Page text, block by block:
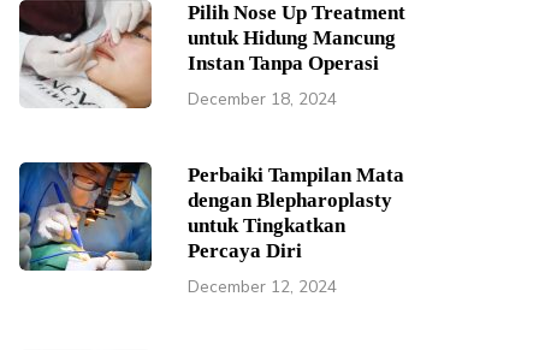
Pilih Nose Up Treatment
untuk Hidung Mancung
Instan Tanpa Operasi
December 18, 2024
Perbaiki Tampilan Mata
dengan Blepharoplasty
untuk Tingkatkan
Percaya Diri
December 12, 2024